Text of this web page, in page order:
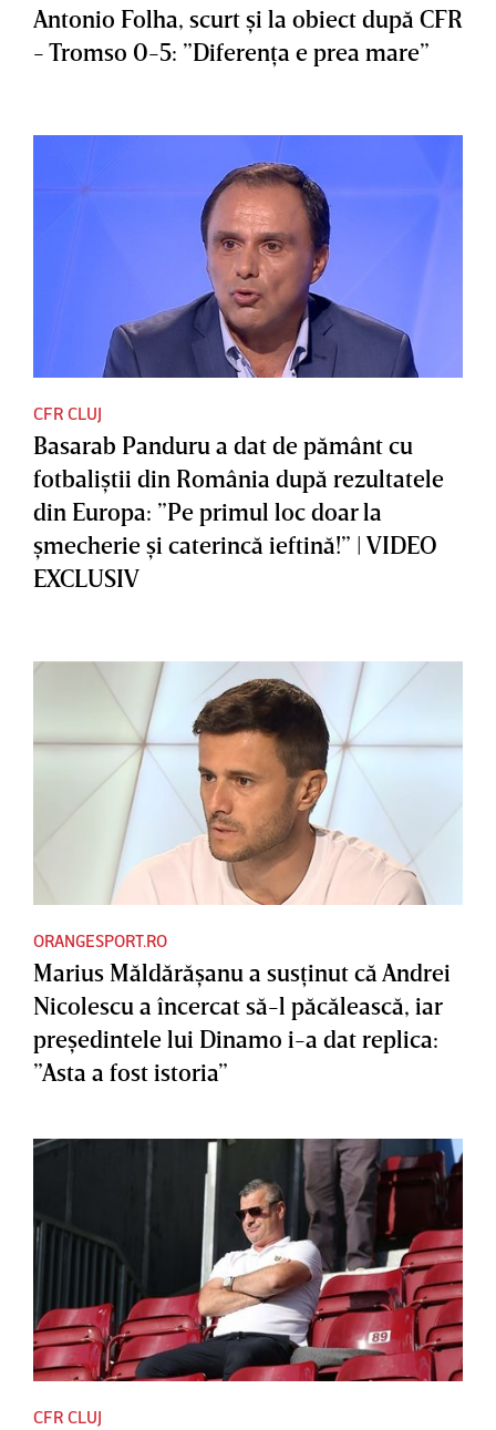
Antonio Folha, scurt şi la obiect după CFR
- Tromso 0-5: ”Diferenţa e prea mare”
CFR CLUJ
Basarab Panduru a dat de pământ cu
fotbaliştii din România după rezultatele
din Europa: ”Pe primul loc doar la
şmecherie şi caterincă ieftină!” | VIDEO
EXCLUSIV
ORANGESPORT.RO
Marius Măldărăşanu a susţinut că Andrei
Nicolescu a încercat să-l păcălească, iar
preşedintele lui Dinamo i-a dat replica:
”Asta a fost istoria”
CFR CLUJ